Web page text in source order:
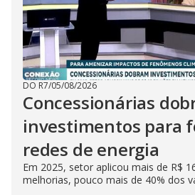
DO R7/05/08/2026
Concessionárias
investimentos para
redes de energia
Em 2025, setor aplicou mais de R$
melhorias, pouco mais de 40% dos